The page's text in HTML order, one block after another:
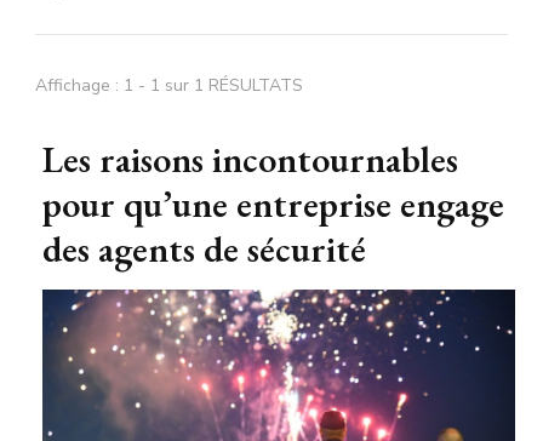
Affichage : 1 - 1 sur 1 RÉSULTATS
Les raisons incontournables
pour qu’une entreprise engage
des agents de sécurité